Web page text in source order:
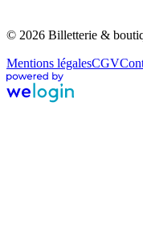
© 2026 Billetterie &
Mentions légalesCGV